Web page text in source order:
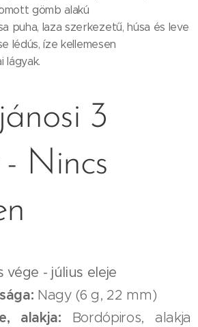
gömb alakú
puha, laza szerkezetű, húsa és leve
lédús, íze kellemesen
lágyak.
3
Nincs
vége - július eleje
Nagy (6 g, 22 mm)
alakja: Bordópiros, alakja